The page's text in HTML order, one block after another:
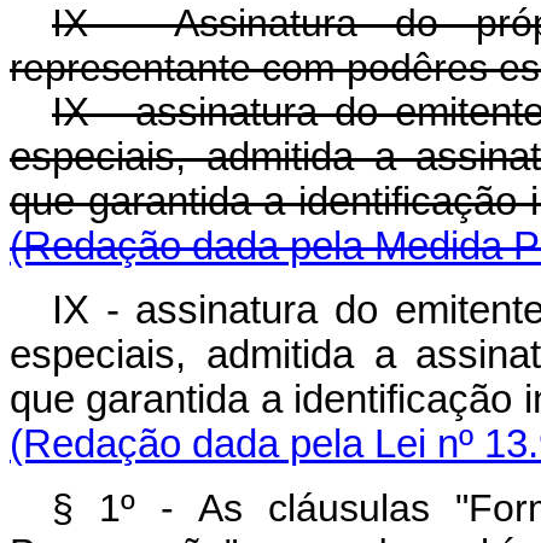
IX - Assinatura do
representante com podêres
IX - assinatura do
especiais, admitida a
que garantida a
(Redação dada pela Medida
IX - assinatura do
especiais, admitida a
que garantida a identificação
(Redação dada pela Lei nº
§ 1º - As cláusulas